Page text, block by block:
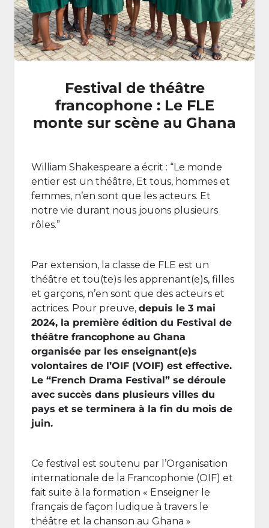
Festival de théâtre
francophone : Le FLE
monte sur scène au Ghana
William Shakespeare a écrit : “Le monde
entier est un théâtre, Et tous, hommes et
femmes, n’en sont que les acteurs. Et
notre vie durant nous jouons plusieurs
rôles.”
Par extension, la classe de FLE est un
théâtre et tou(te)s les apprenant(e)s, filles
et garçons, n’en sont que des acteurs et
actrices. Pour preuve, depuis le 3 mai
2024, la première édition du Festival de
théâtre francophone au Ghana
organisée par les enseignant(e)s
volontaires de l’OIF (VOIF) est effective.
Le “French Drama Festival” se déroule
avec succès dans plusieurs villes du
pays et se terminera à la fin du mois de
juin.
Ce festival est soutenu par l’Organisation
internationale de la Francophonie (OIF) et
fait suite à la formation « Enseigner le
français de façon ludique à travers le
théâtre et la chanson au Ghana »